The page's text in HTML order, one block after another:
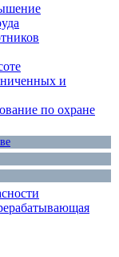
и
по охране